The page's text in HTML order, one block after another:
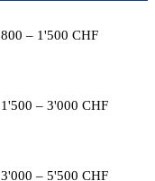
800 – 1'500 CHF
1'500 – 3'000 CHF
3'000 – 5'500 CHF